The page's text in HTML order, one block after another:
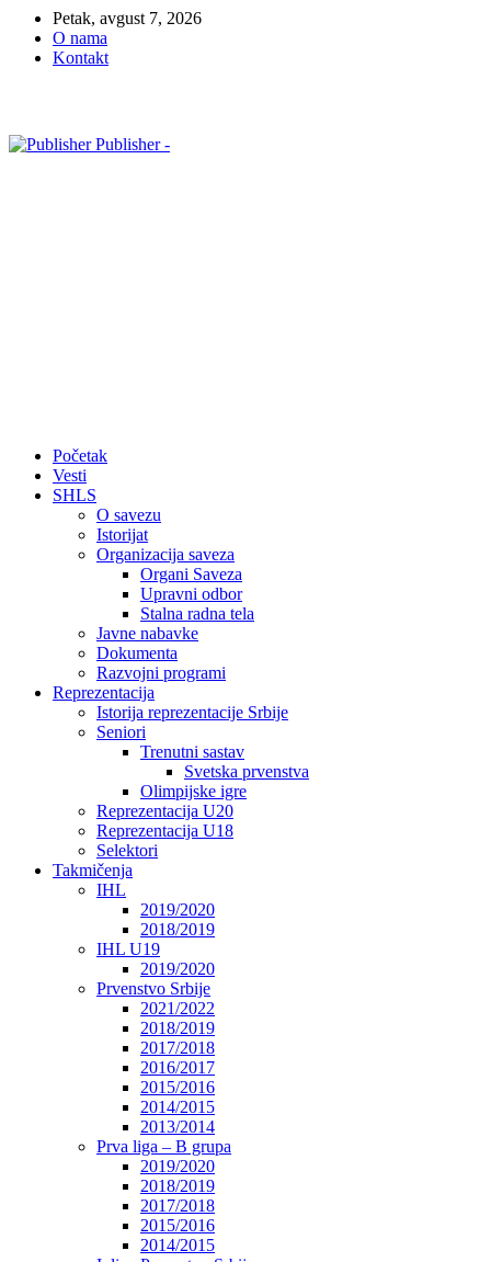
Petak, avgust 7, 2026
O nama
Kontakt
Publisher -
Početak
Vesti
SHLS
O savezu
Istorijat
Organizacija saveza
Organi Saveza
Upravni odbor
Stalna radna tela
Javne nabavke
Dokumenta
Razvojni programi
Reprezentacija
Istorija reprezentacije Srbije
Seniori
Trenutni sastav
Svetska prvenstva
Olimpijske igre
Reprezentacija U20
Reprezentacija U18
Selektori
Takmičenja
IHL
2019/2020
2018/2019
IHL U19
2019/2020
Prvenstvo Srbije
2021/2022
2018/2019
2017/2018
2016/2017
2015/2016
2014/2015
2013/2014
Prva liga – B grupa
2019/2020
2018/2019
2017/2018
2015/2016
2014/2015